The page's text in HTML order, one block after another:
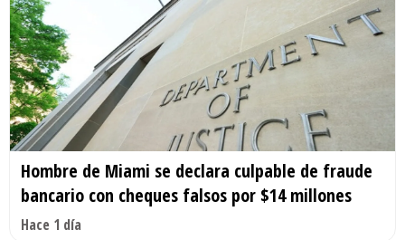
Hombre de Miami se declara culpable de fraude
bancario con cheques falsos por $14 millones
Hace 1 día